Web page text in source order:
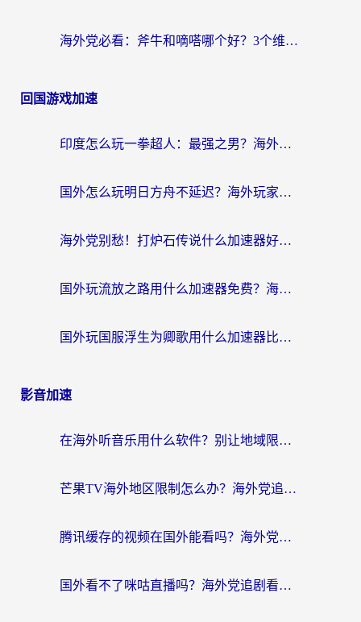
海外党必看：斧牛和嘀嗒哪个好？3个维度教你选对回国加速器
回国游戏加速
印度怎么玩一拳超人：最强之男？海外党国服游戏加速避坑指南
国外怎么玩明日方舟不延迟？海外玩家国服游戏加速终极指南（附DNF梦幻诛仙解决方案）
海外党别愁！打炉石传说什么加速器好用？3个实用技巧解决国服游戏卡顿
国外玩流放之路用什么加速器免费？海外党亲测有效的国服游戏加速指南
国外玩国服浮生为卿歌用什么加速器比较好？海外党亲测不踩坑指南
影音加速
在海外听音乐用什么软件？别让地域限制断了你的华语歌单
芒果TV海外地区限制怎么办？海外党追剧看片的实用加速器选择指南
腾讯缓存的视频在国外能看吗？海外党追剧看片的终极解决方案
国外看不了咪咕直播吗？海外党追剧看片的加速器选择指南